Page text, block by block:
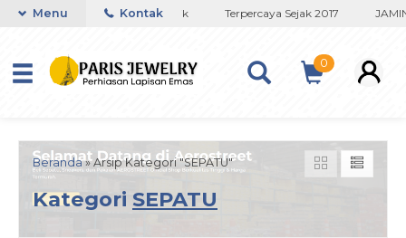
Titanium Lapisan Emas Terbaik Terpercaya Sejak 2017
Menu Kontak
0
Beranda»Arsip Kategori "SEPATU"
Kategori SEPATU